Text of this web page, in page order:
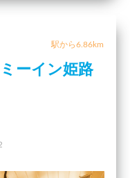
駅から6.86km
ーイン姫路